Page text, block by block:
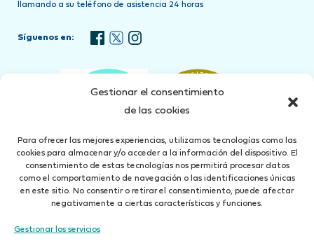
Gestionar el consentimiento
de las cookies
Para ofrecer las mejores experiencias, utilizamos tecnologías como las
cookies para almacenar y/o acceder a la información del dispositivo. El
consentimiento de estas tecnologías nos permitirá procesar datos
como el comportamiento de navegación o las identificaciones únicas
en este sitio. No consentir o retirar el consentimiento, puede afectar
negativamente a ciertas características y funciones.
Gestionar los servicios
llamando a su teléfono de asistencia 24 horas
Síguenos en: